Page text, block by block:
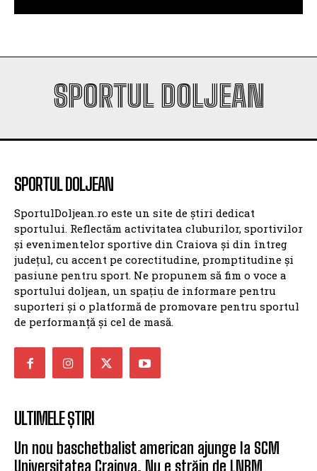
SPORTUL DOLJEAN
SPORTUL DOLJEAN
sportului. Reflectăm activitatea cluburilor, sportivilor
județul, cu accent pe corectitudine, promptitudine și
pasiune pentru sport. Ne propunem să fim o voce a
sportului doljean, un spațiu de informare pentru
suporteri și o platformă de promovare pentru sportul
de performanță și cel de masă.
ULTIMELE ȘTIRI
Universitatea Craiova. Nu e străin de LNBM
SCM U CRAIOVA (M) 2 august 2026
SCM Universitatea Craiova aduce un nou